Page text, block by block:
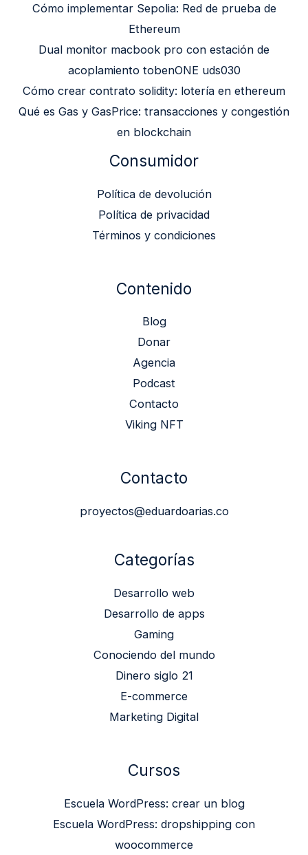
Cómo implementar Sepolia: Red de prueba de
Ethereum
Dual monitor macbook pro con estación de
acoplamiento tobenONE uds030
Cómo crear contrato solidity: lotería en ethereum
Qué es Gas y GasPrice: transacciones y congestión
en blockchain
Consumidor
Política de devolución
Política de privacidad
Términos y condiciones
Contenido
Blog
Donar
Agencia
Podcast
Contacto
Viking NFT
Contacto
proyectos@eduardoarias.co
Categorías
Desarrollo web
Desarrollo de apps
Gaming
Conociendo del mundo
Dinero siglo 21
E-commerce
Marketing Digital
Cursos
Escuela WordPress: crear un blog
Escuela WordPress: dropshipping con
woocommerce